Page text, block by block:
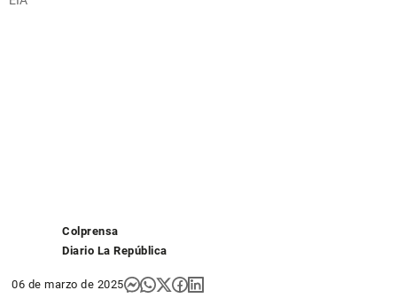
Colprensa
Diario La República
06 de marzo de 2025